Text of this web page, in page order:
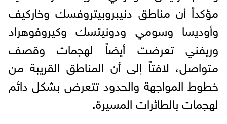
مؤكداً أن مناطق دنيبروبيتروفسك وخاركيف
وأوديسا وسومي ودونيتسك وكيروفوهراد
وريفني تعرضت أيضاً لهجمات وقصف
متواصل، لافتاً إلى أن المناطق القريبة من
خطوط المواجهة والحدود تتعرض بشكل دائم
لهجمات بالطائرات المسيرة.